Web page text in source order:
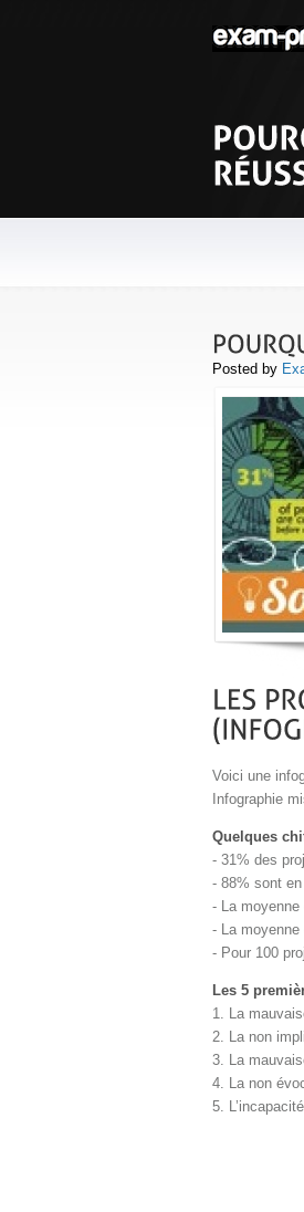
Posted by
Voici une
Infographie
Quelques
- 31% des
- 88% sont
- La
- La
- Pour 100
Les 5
1. La
2. La non
3. La
4. La non
5.